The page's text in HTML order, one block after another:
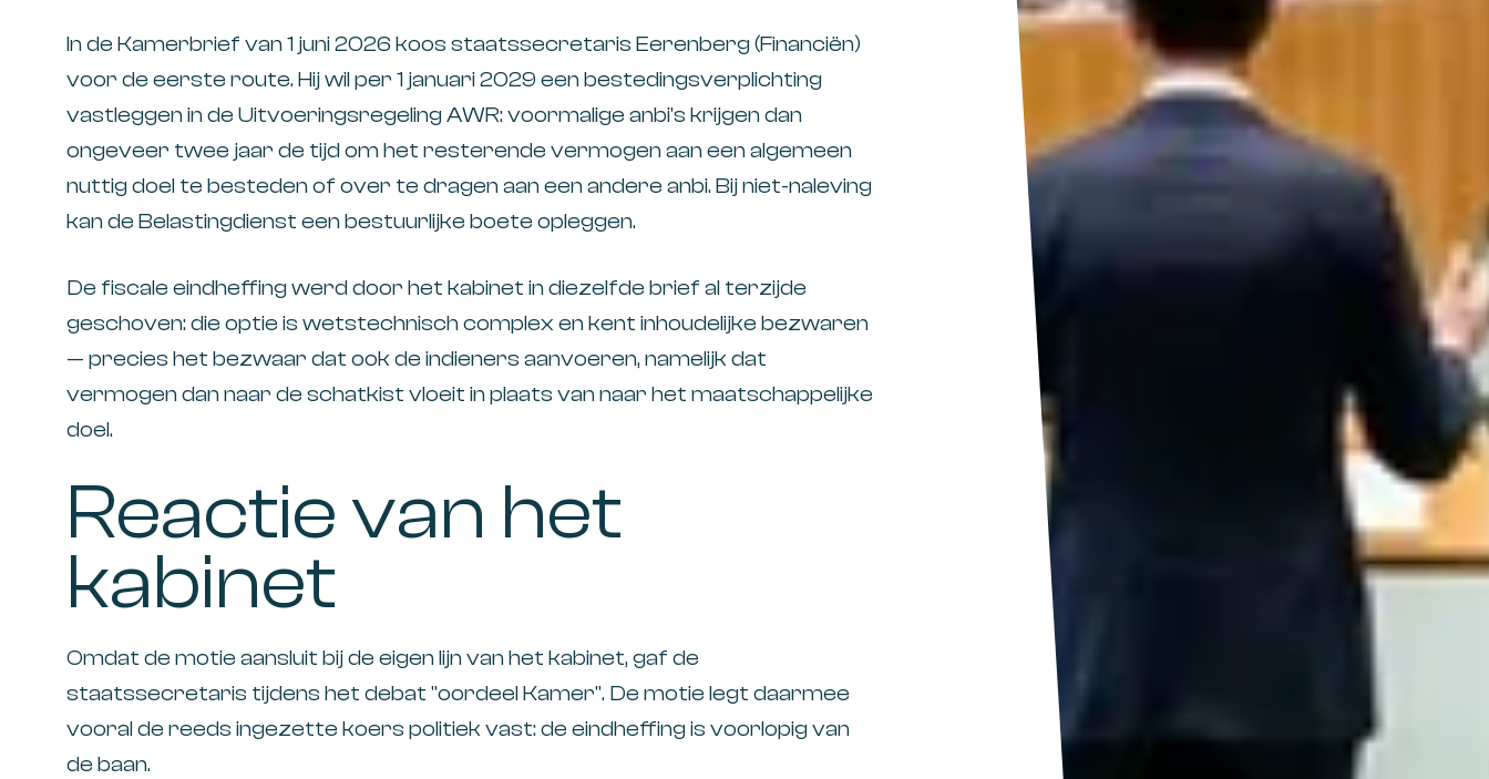
In de Kamerbrief van 1 juni 2026 koos staatssecretaris Eerenberg (Financiën)
voor de eerste route. Hij wil per 1 januari 2029 een bestedingsverplichting
vastleggen in de Uitvoeringsregeling AWR: voormalige anbi's krijgen dan
ongeveer twee jaar de tijd om het resterende vermogen aan een algemeen
nuttig doel te besteden of over te dragen aan een andere anbi. Bij niet-naleving
kan de Belastingdienst een bestuurlijke boete opleggen.
De fiscale eindheffing werd door het kabinet in diezelfde brief al terzijde
geschoven: die optie is wetstechnisch complex en kent inhoudelijke bezwaren
— precies het bezwaar dat ook de indieners aanvoeren, namelijk dat
vermogen dan naar de schatkist vloeit in plaats van naar het maatschappelijke
doel.
Reactie van het
kabinet
Omdat de motie aansluit bij de eigen lijn van het kabinet, gaf de
staatssecretaris tijdens het debat "oordeel Kamer". De motie legt daarmee
vooral de reeds ingezette koers politiek vast: de eindheffing is voorlopig van
de baan.